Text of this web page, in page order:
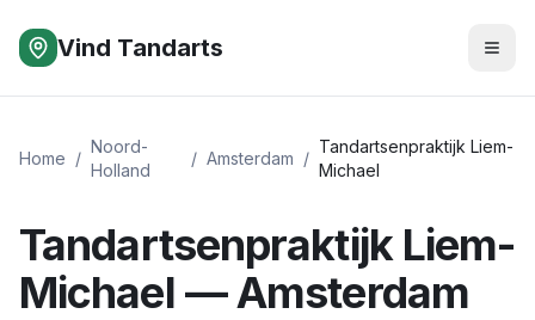
Vind Tandarts
Home /
Noord-
Holland
/ Amsterdam /
Tandartsenpraktijk Liem-
Michael
Tandartsenpraktijk Liem-
Michael — Amsterdam